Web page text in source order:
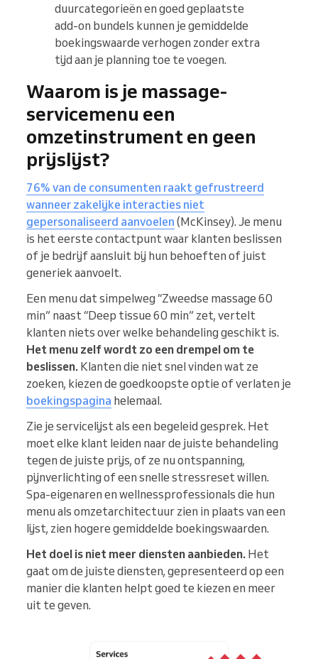
duurcategorieën en goed geplaatste
add-on bundels kunnen je gemiddelde
boekingswaarde verhogen zonder extra
tijd aan je planning toe te voegen.
Waarom is je massage-
servicemenu een
omzetinstrument en geen
prijslijst?
76% van de consumenten raakt gefrustreerd
wanneer zakelijke interacties niet
gepersonaliseerd aanvoelen (McKinsey). Je menu
is het eerste contactpunt waar klanten beslissen
of je bedrijf aansluit bij hun behoeften of juist
generiek aanvoelt.
Een menu dat simpelweg “Zweedse massage 60
min” naast “Deep tissue 60 min” zet, vertelt
klanten niets over welke behandeling geschikt is.
Het menu zelf wordt zo een drempel om te
beslissen. Klanten die niet snel vinden wat ze
zoeken, kiezen de goedkoopste optie of verlaten je
boekingspagina helemaal.
Zie je servicelijst als een begeleid gesprek. Het
moet elke klant leiden naar de juiste behandeling
tegen de juiste prijs, of ze nu ontspanning,
pijnverlichting of een snelle stressreset willen.
Spa-eigenaren en wellnessprofessionals die hun
menu als omzetarchitectuur zien in plaats van een
lijst, zien hogere gemiddelde boekingswaarden.
Het doel is niet meer diensten aanbieden. Het
gaat om de juiste diensten, gepresenteerd op een
manier die klanten helpt goed te kiezen en meer
uit te geven.